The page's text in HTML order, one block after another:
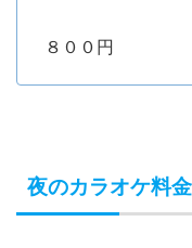
８００円
夜のカラオケ料